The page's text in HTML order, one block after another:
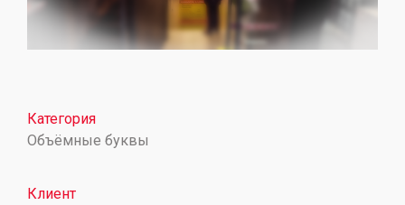
Категория
Объёмные буквы
Клиент